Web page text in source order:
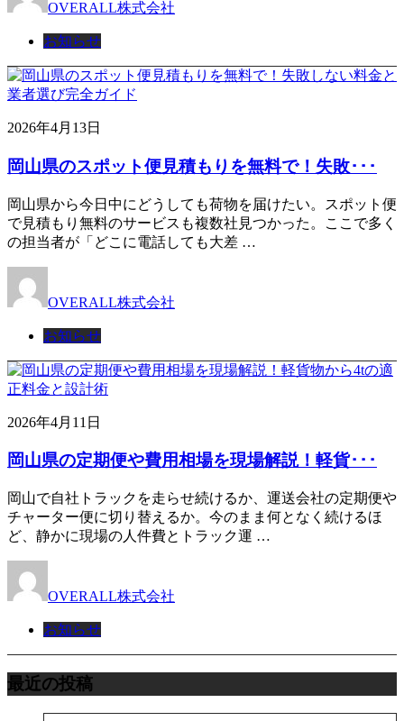
OVERALL株式会社
お知らせ
2026年4月13日
岡山県のスポット便見積もりを無料で！失敗･･･
岡山県から今日中にどうしても荷物を届けたい。スポット便
で見積もり無料のサービスも複数社見つかった。ここで多く
の担当者が「どこに電話しても大差 …
OVERALL株式会社
お知らせ
2026年4月11日
岡山県の定期便や費用相場を現場解説！軽貨･･･
岡山で自社トラックを走らせ続けるか、運送会社の定期便や
チャーター便に切り替えるか。今のまま何となく続けるほ
ど、静かに現場の人件費とトラック運 …
OVERALL株式会社
お知らせ
最近の投稿